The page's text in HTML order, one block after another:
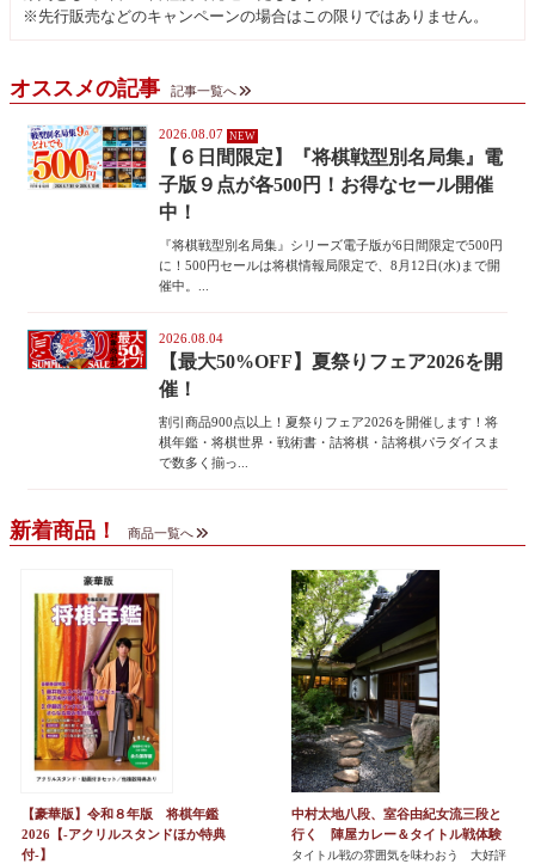
※先行販売などのキャンペーンの場合はこの限りではありません。
オススメの記事 記事一覧へ
2026.08.07
【６日間限定】『将棋戦型別名局集』電
子版９点が各500円！お得なセール開催
中！
『将棋戦型別名局集』シリーズ電子版が6日間限定で500円
に！500円セールは将棋情報局限定で、8月12日(水)まで開
催中。...
2026.08.04
【最大50%OFF】夏祭りフェア2026を開
催！
割引商品900点以上！夏祭りフェア2026を開催します！将
棋年鑑・将棋世界・戦術書・詰将棋・詰将棋パラダイスま
で数多く揃っ...
新着商品！ 商品一覧へ
【豪華版】令和８年版 将棋年鑑
2026【-アクリルスタンドほか特典
付-】
中村太地八段、室谷由紀女流三段と
行く 陣屋カレー＆タイトル戦体験
タイトル戦の雰囲気を味わおう 大好評